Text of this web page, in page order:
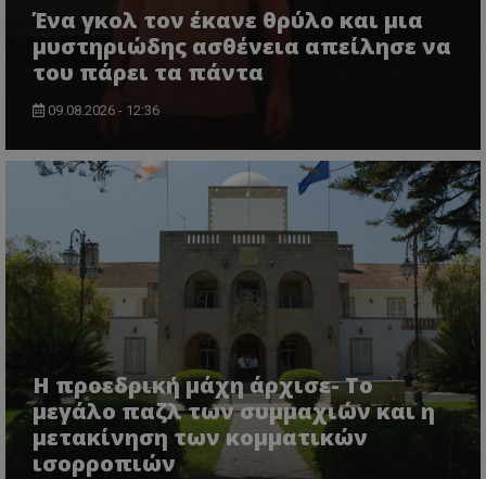
Ένα γκολ τον έκανε θρύλο και μια
μυστηριώδης ασθένεια απείλησε να
του πάρει τα πάντα
09.08.2026 - 12:36
Η προεδρική μάχη άρχισε- Το
μεγάλο παζλ των συμμαχιών και η
μετακίνηση των κομματικών
ισορροπιών